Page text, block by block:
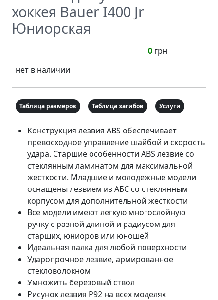
хоккея Bauer I400 Jr
Юниорская
0 грн
нет в наличии
Таблица размеров Таблица загибов Услуги
Конструкция лезвия ABS обеспечивает
превосходное управление шайбой и скорость
удара. Старшие особенности ABS лезвие со
стеклянным ламинатом для максимальной
жесткости. Младшие и молодежные модели
оснащены лезвием из АБС со стеклянным
корпусом для дополнительной жесткости
Все модели имеют легкую многослойную
ручку с разной длиной и радиусом для
старших, юниоров или юношей
Идеальная палка для любой поверхности
Ударопрочное лезвие, армированное
стекловолокном
Умножить березовый ствол
Рисунок лезвия P92 на всех моделях